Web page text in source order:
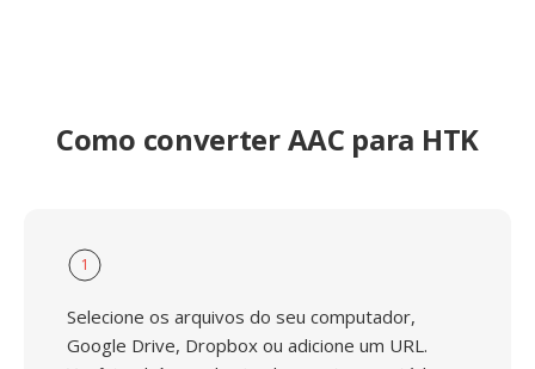
Como converter AAC para HTK
1
Selecione os arquivos do seu computador,
Google Drive, Dropbox ou adicione um URL.